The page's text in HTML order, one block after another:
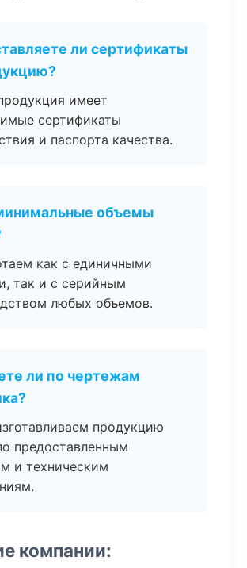
ли сертификаты
имеет
сертификаты
и паспорта качества.
объемы
как с единичными
так и с серийным
любых объемов.
ли по чертежам
продукцию
предоставленным
и техническим
компании: